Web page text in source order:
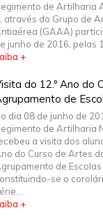
de Artilharia
através do Grupo de
(GAAA)
junho de 2016, pelas
+
do 12.º Ano do
de
dia 08 de junho de
de Artilharia
a visita dos
do Curso de Artes
de
se o
+